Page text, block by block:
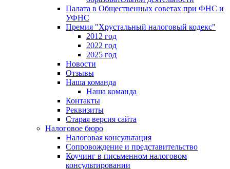
Палата в Общественных советах при ФНС и
УФНС
Премия "Хрустальный налоговый кодекс"
2012 год
2022 год
2025 год
Новости
Отзывы
Наша команда
Наша команда
Контакты
Реквизиты
Старая версия сайта
Налоговое бюро
Налоговая консультация
Cопровождение и представительство
Коучинг в письменном налоговом
консультировании